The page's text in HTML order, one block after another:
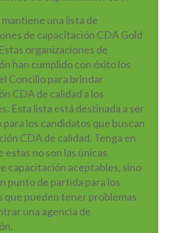
una lista de
de capacitación CDA Gold
organizaciones de
han cumplido con éxito los
Concilio para brindar
CDA de calidad a los
Esta lista está destinada a ser
los candidatos que buscan
CDA de calidad. Tenga en
estas no son las únicas
capacitación aceptables, sino
punto de partida para los
que pueden tener problemas
una agencia de